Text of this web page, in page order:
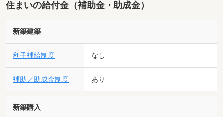
住まいの給付金（補助金・助成金）
新築建築
利子補給制度 なし
補助／助成金制度 あり
新築購入